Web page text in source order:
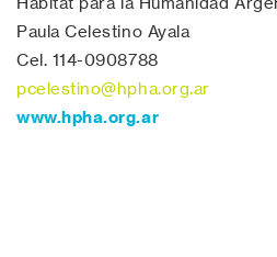
Paula Celestino Ayala
Cel. 114-0908788
pcelestino@hpha.org.ar
www.hpha.org.ar